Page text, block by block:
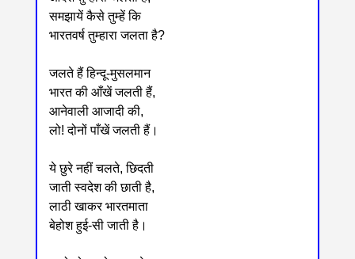
समझायें कैसे तुम्हें कि
भारतवर्ष तुम्हारा जलता है?
जलते हैं हिन्दू-मुसलमान
भारत की आँखें जलती हैं,
आनेवाली आजादी की,
लो! दोनों पाँखें जलती हैं।
ये छुरे नहीं चलते, छिदती
जाती स्वदेश की छाती है,
लाठी खाकर भारतमाता
बेहोश हुई-सी जाती है।